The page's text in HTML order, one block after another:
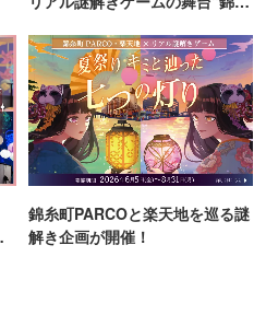
錦糸町PARCOと楽天地を巡る謎
解き企画が開催！